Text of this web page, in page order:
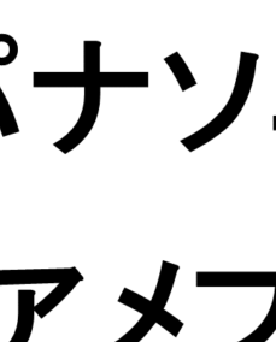
速く、高い成長を求める人には超魅力的
めたパイオニア企業 ｜ CARTA HOLDINGS
[ 2026年5月14日 ]
【 28卒 ｜ 体験型イ
[ 2026年5月14日 ]
【 28卒 ｜ 不動産・
知名度抜群の総合不動産会社 ｜ マンシ